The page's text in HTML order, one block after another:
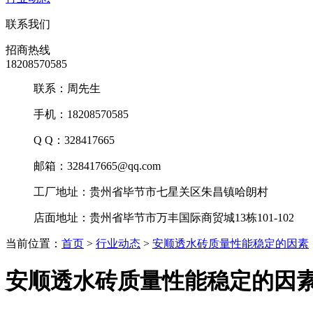
联系我们
招商热线
18208570585
联系：周先生
手机：18208570585
Q Q：328417665
邮箱：328417665@qq.com
工厂地址：贵州省毕节市七星关区朱昌镇哈朗村
店面地址：贵州省毕节市万丰国际商贸城13栋101-102
当前位置： 首页 > 行业动态 > 安顺透水砖质量性能稳定的因素
安顺透水砖质量性能稳定的因